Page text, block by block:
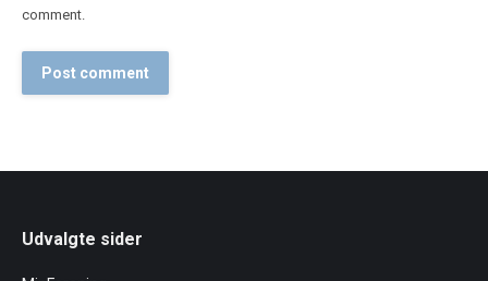
comment.
Post comment
Udvalgte sider